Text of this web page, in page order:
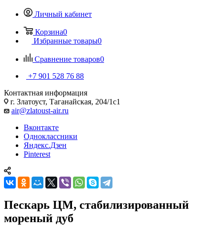
Личный кабинет
Корзина0
Избранные товары0
Сравнение товаров0
+7 901 528 76 88
Контактная информация
г. Златоуст, Таганайская, 204/1с1
air@zlatoust-air.ru
Вконтакте
Одноклассники
Яндекс.Дзен
Pinterest
Пескарь ЦМ, стабилизированный
мореный дуб